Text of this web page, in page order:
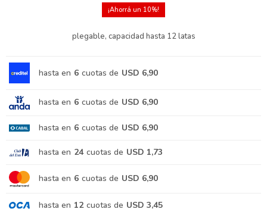
10
plegable, capacidad hasta 12 latas
hasta en 6 cuotas de USD 6,90
hasta en 6 cuotas de USD 6,90
hasta en 6 cuotas de USD 6,90
hasta en 24 cuotas de USD 1,73
hasta en 6 cuotas de USD 6,90
hasta en 12 cuotas de USD 3,45